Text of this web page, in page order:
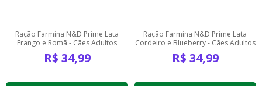
Ração Farmina N&D Prime Lata
Frango e Romã - Cães Adultos
R$ 34,99
Ração Farmina N&D Prime Lata
Cordeiro e Blueberry - Cães Adultos
R$ 34,99